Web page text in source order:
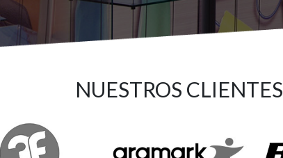
NUESTROS CLIENTES